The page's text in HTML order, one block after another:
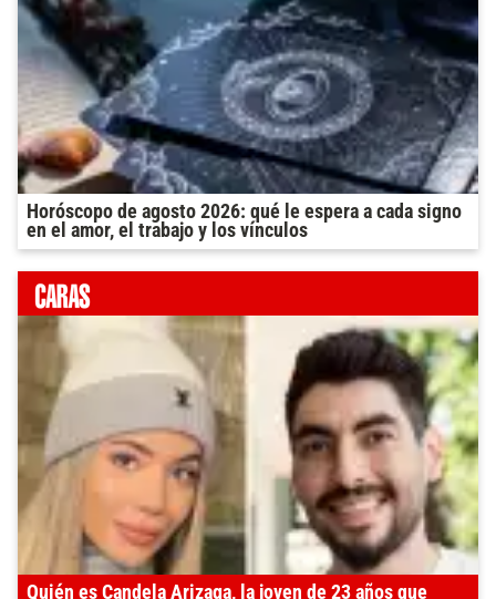
Horóscopo de agosto 2026: qué le espera a cada signo
en el amor, el trabajo y los vínculos
Quién es Candela Arizaga, la joven de 23 años que